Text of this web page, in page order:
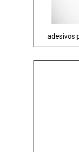
adesivos